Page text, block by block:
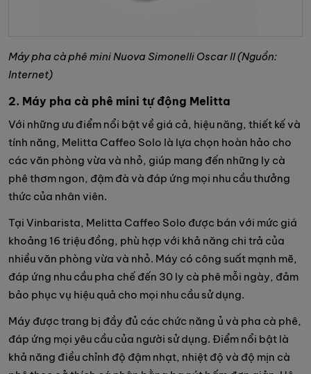
Máy pha cà phê mini Nuova Simonelli Oscar II (Nguồn:
Internet)
2. Máy pha cà phê mini tự động Melitta
Với những ưu điểm nổi bật về giá cả, hiệu năng, thiết kế và
tính năng, Melitta Caffeo Solo là lựa chọn hoàn hảo cho
các văn phòng vừa và nhỏ, giúp mang đến những ly cà
phê thơm ngon, đậm đà và đáp ứng mọi nhu cầu thưởng
thức của nhân viên.
Tại Vinbarista, Melitta Caffeo Solo được bán với mức giá
khoảng 16 triệu đồng, phù hợp với khả năng chi trả của
nhiều văn phòng vừa và nhỏ. Máy có công suất mạnh mẽ,
đáp ứng nhu cầu pha chế đến 30 ly cà phê mỗi ngày, đảm
bảo phục vụ hiệu quả cho mọi nhu cầu sử dụng.
Máy được trang bị đầy đủ các chức năng ủ và pha cà phê,
đáp ứng mọi yêu cầu của người sử dụng. Điểm nổi bật là
khả năng điều chỉnh độ đậm nhạt, nhiệt độ và độ mịn cà